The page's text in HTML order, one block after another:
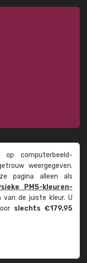
op computer­beeld­
weer­gegeven.
pagina alleen als
PMS-kleuren­
de juiste kleur. U
slechts €179,95